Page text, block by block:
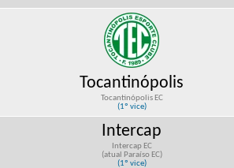
Tocantinópolis
Tocantinópolis EC
(1º vice)
Intercap
Intercap EC
(atual Paraíso EC)
(1º vice)